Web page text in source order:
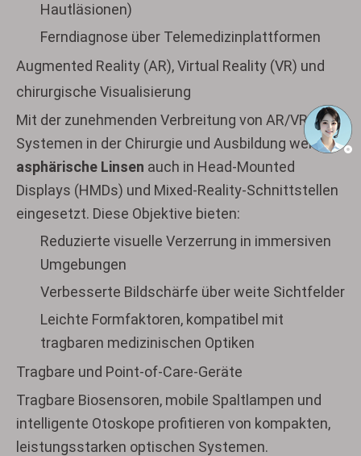
Hautläsionen)
Ferndiagnose über Telemedizinplattformen
Augmented Reality (AR), Virtual Reality (VR) und
chirurgische Visualisierung
Mit der zunehmenden Verbreitung von AR/VR-
Systemen in der Chirurgie und Ausbildung werden
asphärische Linsen auch in Head-Mounted
Displays (HMDs) und Mixed-Reality-Schnittstellen
eingesetzt. Diese Objektive bieten:
Reduzierte visuelle Verzerrung in immersiven
Umgebungen
Verbesserte Bildschärfe über weite Sichtfelder
Leichte Formfaktoren, kompatibel mit
tragbaren medizinischen Optiken
Tragbare und Point-of-Care-Geräte
Tragbare Biosensoren, mobile Spaltlampen und
intelligente Otoskope profitieren von kompakten,
leistungsstarken optischen Systemen.